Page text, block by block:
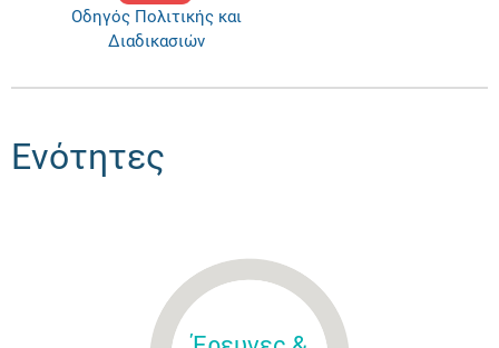
Οδηγός Πολιτικής και
Διαδικασιών
Ενότητες